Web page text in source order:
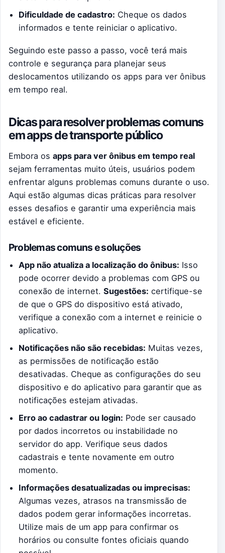
Dificuldade de cadastro: Cheque os dados
informados e tente reiniciar o aplicativo.
Seguindo este passo a passo, você terá mais
controle e segurança para planejar seus
deslocamentos utilizando os apps para ver ônibus
em tempo real.
Dicas para resolver problemas comuns
em apps de transporte público
Embora os apps para ver ônibus em tempo real
sejam ferramentas muito úteis, usuários podem
enfrentar alguns problemas comuns durante o uso.
Aqui estão algumas dicas práticas para resolver
esses desafios e garantir uma experiência mais
estável e eficiente.
Problemas comuns e soluções
App não atualiza a localização do ônibus: Isso
pode ocorrer devido a problemas com GPS ou
conexão de internet.Sugestões: certifique-se
de que o GPS do dispositivo está ativado,
verifique a conexão com a internet e reinicie o
aplicativo.
Notificações não são recebidas: Muitas vezes,
as permissões de notificação estão
desativadas. Cheque as configurações do seu
dispositivo e do aplicativo para garantir que as
notificações estejam ativadas.
Erro ao cadastrar ou login: Pode ser causado
por dados incorretos ou instabilidade no
servidor do app. Verifique seus dados
cadastrais e tente novamente em outro
momento.
Informações desatualizadas ou imprecisas:
Algumas vezes, atrasos na transmissão de
dados podem gerar informações incorretas.
Utilize mais de um app para confirmar os
horários ou consulte fontes oficiais quando